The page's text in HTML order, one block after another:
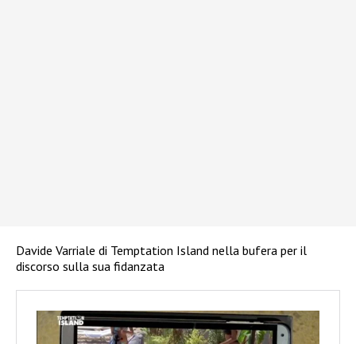
Davide Varriale di Temptation Island nella bufera per il
discorso sulla sua fidanzata